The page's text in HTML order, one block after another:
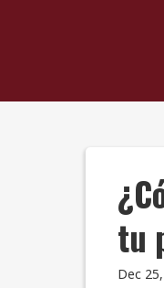
tu
Dec